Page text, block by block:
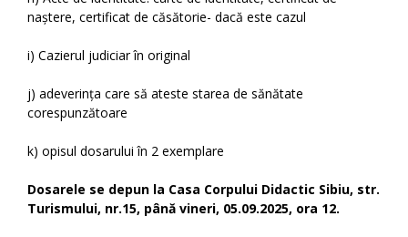
naștere, certificat de căsătorie- dacă este cazul
i) Cazierul judiciar în original
j) adeverința care să ateste starea de sănătate
corespunzătoare
k) opisul dosarului în 2 exemplare
Dosarele se depun la Casa Corpului Didactic Sibiu, str.
Turismului, nr.15, până vineri, 05.09.2025, ora 12.